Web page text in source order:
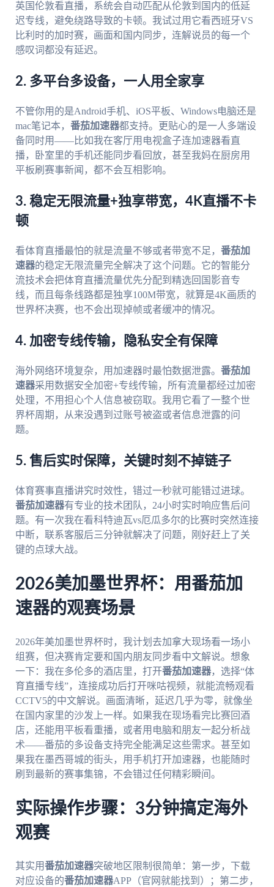
英国伦敦看直播，系统会自动匹配从伦敦到国内的低延
迟专线，避免绕路导致的卡顿。我试过用它看西班牙VS
比利时的加时赛，画面和国内同步，连解说员的每一个
感叹词都没有延迟。
2. 多平台多设备，一人用全家享
不管你用的是Android手机、iOS平板、Windows电脑还是
mac笔记本， 番茄加速器都支持。更贴心的是一人多端设
备同时用——比如我在客厅用电视盒子连加速器看直
播，卧室里的手机还能同步看回放，甚至我妈在厨房用
平板刷赛事新闻，都不会互相影响。
3. 稳定无限流量+独享带宽，4K直播不卡
顿
看体育直播最怕的就是流量不够或者带宽不足， 番茄加
速器的稳定无限流量完全解决了这个问题。它的智能分
流技术会把体育直播流量优先分配到精选回国影音专
线，而且每条线路都是独享100M带宽，就算是4K画质的
世界杯决赛，也不会出现掉帧或者缓冲的情况。
4. 加密专线传输，隐私安全有保障
海外网络环境复杂，用加速器时最怕数据泄露。 番茄加
速器采用数据安全加密+专线传输，所有流量都经过加密
处理，不用担心个人信息被窃取。我用它看了一整个世
界杯周期，从来没遇到过账号被盗或者信息泄露的问
题。
5. 售后实时保障，关键时刻不掉链子
体育赛事直播讲究时效性，错过一秒就可能错过进球。
番茄加速器有专业的技术团队，24小时实时响应售后问
题。有一次我在看科特迪瓦vs厄瓜多尔的比赛时突然连接
中断，联系客服后三分钟就解决了问题，刚好赶上了关
键的点球大战。
2026美加墨世界杯：用番茄加
速器的观赛场景
2026年美加墨世界杯时，我计划去加拿大现场看一场小
组赛，但决赛肯定要和国内朋友同步看中文解说。想象
一下：我在多伦多的酒店里，打开番茄加速器，选择“体
育直播专线”，连接成功后打开咪咕视频，就能流畅观看
CCTV5的中文解说。画面清晰，延迟几乎为零，就像坐
在国内家里的沙发上一样。如果我在现场看完比赛回酒
店，还能用平板看重播，或者用电脑和朋友一起分析战
术——番茄的多设备支持完全能满足这些需求。甚至如
果我在墨西哥城的街头，用手机打开加速器，也能随时
刷到最新的赛事集锦，不会错过任何精彩瞬间。
实际操作步骤：3分钟搞定海外
观赛
其实用番茄加速器突破地区限制很简单：第一步，下载
对应设备的番茄加速器APP（官网就能找到）；第二步，